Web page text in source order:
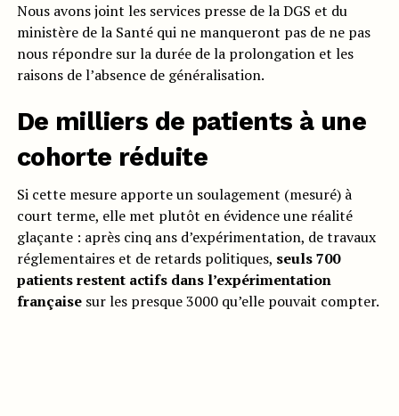
Nous avons joint les services presse de la DGS et du
ministère de la Santé qui ne manqueront pas de ne pas
nous répondre sur la durée de la prolongation et les
raisons de l’absence de généralisation.
De milliers de patients à une
cohorte réduite
Si cette mesure apporte un soulagement (mesuré) à
court terme, elle met plutôt en évidence une réalité
glaçante : après cinq ans d’expérimentation, de travaux
réglementaires et de retards politiques, seuls 700
patients restent actifs dans l’expérimentation
françaisesur les presque 3000 qu’elle pouvait compter.